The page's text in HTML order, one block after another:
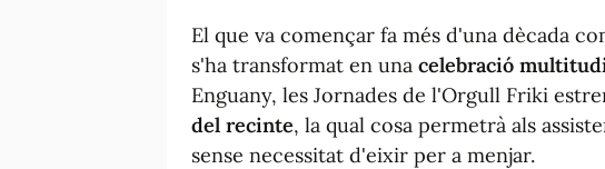
El que va començar fa més d'una dècada
s'ha transformat en una celebració
Enguany, les Jornades de l'Orgull Friki
del recinte, la qual cosa permetrà als
sense necessitat d'eixir per a menjar.